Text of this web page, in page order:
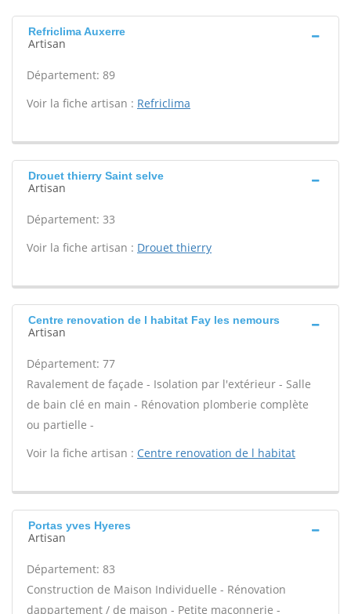
Refriclima Auxerre
Artisan
Département: 89
Voir la fiche artisan : Refriclima
Drouet thierry Saint selve
Artisan
Département: 33
Voir la fiche artisan : Drouet thierry
Centre renovation de l habitat Fay les nemours
Artisan
Département: 77
Ravalement de façade - Isolation par l'extérieur - Salle
de bain clé en main - Rénovation plomberie complète
ou partielle -
Voir la fiche artisan : Centre renovation de l habitat
Portas yves Hyeres
Artisan
Département: 83
Construction de Maison Individuelle - Rénovation
dappartement / de maison - Petite maçonnerie -